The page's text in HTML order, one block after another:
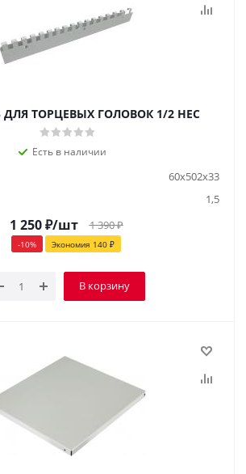
ТОРЦЕВЫХ ГОЛОВОК 1/2 HEC
Есть в наличии
60x502x33
1,5
1 250₽/шт 1 390₽
-10% Экономия 140 ₽
В корзину